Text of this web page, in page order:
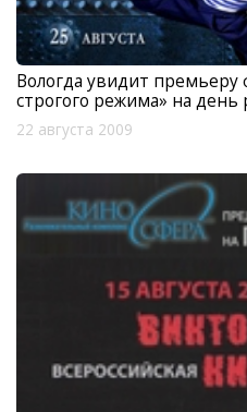
Вологда увидит премьеру
строгого режима» на
22 августа 2009